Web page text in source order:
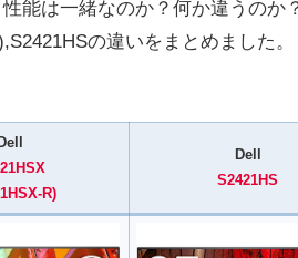
能は一緒なのか？何か違うのか
の違いをまとめました。
Dell
R)
Dell
S2421HS